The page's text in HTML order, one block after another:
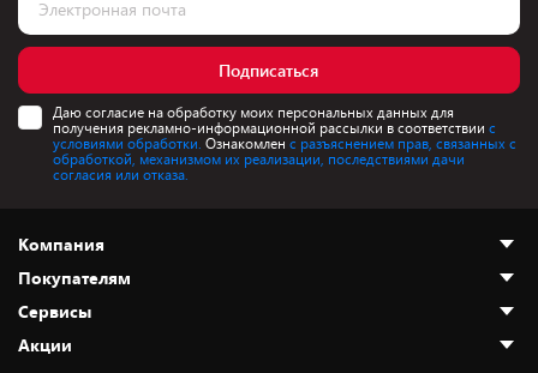
Подписаться
Даю согласие на обработку моих персональных данных для
получения рекламно-информационной рассылки в соответствии с
условиями обработки. Ознакомлен с разъяснением прав, связанных с
обработкой, механизмом их реализации, последствиями дачи
согласия или отказа.
Компания
О нас
Адреса магазинов
Новости
Покупателям
Как сделать заказ
Оплата и доставка
Сервисы
Акции